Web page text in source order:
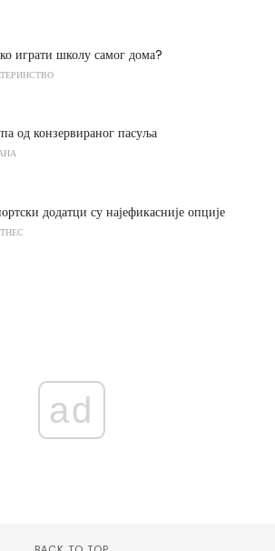
играти школу самог дома?
од конзервираног пасуља
додатци су најефикасније опције
ad